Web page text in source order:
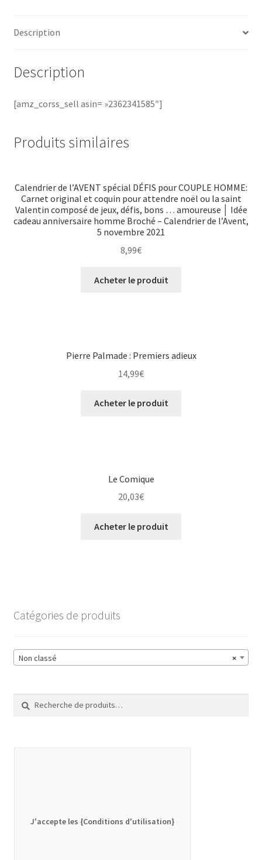
Description
Description
[amz_corss_sell asin= »2362341585″]
Produits similaires
Calendrier de l’AVENT spécial DÉFIS pour COUPLE HOMME:
Carnet original et coquin pour attendre noël ou la saint
Valentin composé de jeux, défis, bons … amoureuse │ Idée
cadeau anniversaire homme Broché – Calendrier de l’Avent,
5 novembre 2021
8,99€
Acheter le produit
Pierre Palmade : Premiers adieux
14,99€
Acheter le produit
Le Comique
20,03€
Acheter le produit
Catégories de produits
×
Non classé
pour :
J'accepte les {Conditions d'utilisation}